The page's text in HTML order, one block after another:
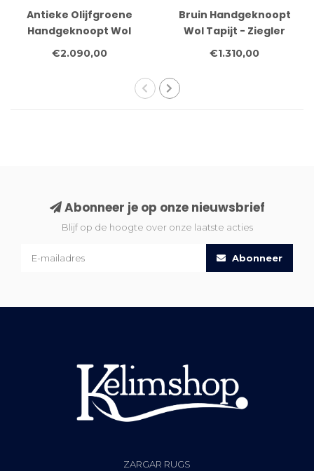
Antieke Olijfgroene
Handgeknoopt Wol
Tapijt - Ziegler
€2.090,00
Bruin Handgeknoopt
Wol Tapijt - Ziegler
Patroon - 234 x 75 cm
€1.310,00
Abonneer je op onze nieuwsbrief
Blijf op de hoogte over onze laatste acties
Abonneer
ZARGAR RUGS